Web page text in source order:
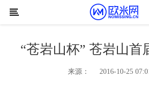
Skip to content
“苍岩山杯” 苍岩山首
来源： 2016-10-25